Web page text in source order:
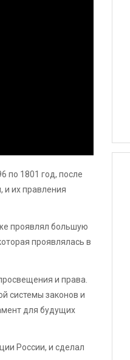
по 1801 год, после
и их правления
проявлял большую
проявлялась в
и права.
системы законов и
для будущих
России, и сделал